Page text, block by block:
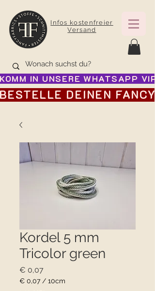
Infos kostenfreier
Versand
KOMM IN UNSERE WHATSAPP
BESTELLE DEINEN
Kordel 5 mm
Tricolor green
€ 0,07
€ 0,07 / 10cm